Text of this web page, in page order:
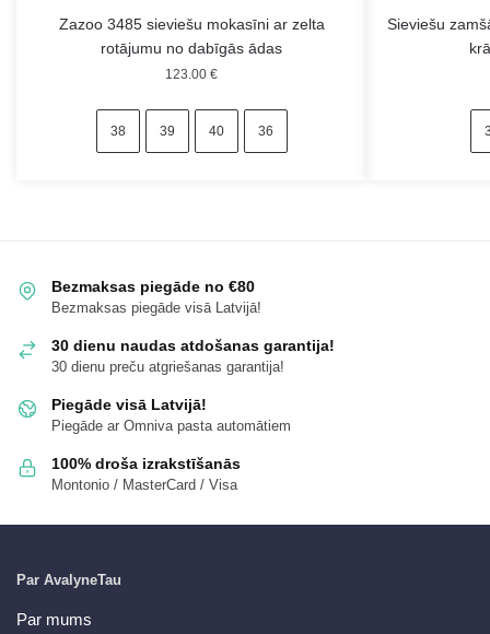
Zazoo 3485 sieviešu mokasīni ar zelta
rotājumu no dabīgās ādas
123.00 €
38 39 40 36
Sieviešu
Bezmaksas piegāde no €80
Bezmaksas piegāde visā Latvijā!
30 dienu naudas atdošanas garantija!
30 dienu preču atgriešanas garantija!
Piegāde visā Latvijā!
Piegāde ar Omniva pasta automātiem
100% droša izrakstīšanās
Montonio / MasterCard / Visa
Par AvalyneTau
Par mums